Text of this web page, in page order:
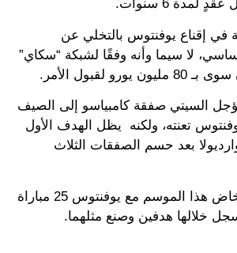
لمدة 6 سنوات.
في إقناع يوفنتوس بالتخلي عن
لا سيما وأنه وفقًا لشبكة “سكاي”
لقبول الأمر.
السيتي صفقة كامبياسو إلى الصيف
تعنته، ولكنه يظل الهدف الأول
بعد حسم الصفقات الثلاث
يذكر أن كامبياسو خاض هذا الموسم مع يوفنتوس 25 مباراة
خلالها هدفين وصنع مثلهما.